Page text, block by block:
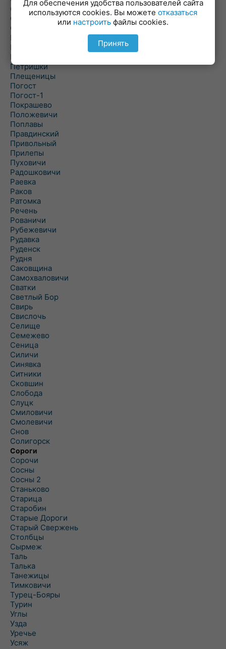
Оношки
Осовец
Острошицкий Городок
Пасека
Пастовичи
Першаи
Петришки
Плещеницы
Погост
Погост-1
Покрашево
Положевичи
Поплавы
Правдинский
Привольный
Прилепы
Пуховичи
Радошковичи
Раевка
Раков
Ратомка
Речень
Рованичи
Рубежевичи
Рудавка
Руденск
Рудня
Саковщина
Самохваловичи
Сватки
Светлый Бор
Свирь
Свислочь
Селище
Семежево
Сеница
Силичи
Синявка
Ситники
Сковшин
Слобода
Слуцк
Смиловичи
Смолевичи
Снов
Солигорск
Сороги
Сорочи
Сосны
Сосны 2
Станьково
Старица
Старобин
Старые Дороги
Старый Свержень
Столбцы
Сырмеж
Таль
Талька
Танежицы
Тимковичи
Турец-Бояры
Турин
Углы
Узда
Уречье
Усяж
Для обеспечения удобства пользователей сайта
используются cookies. Вы можете отказаться
или настроить файлы cookies.
Принять